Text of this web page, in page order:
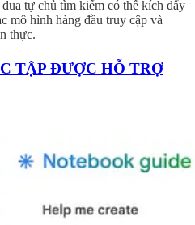
tự chủ tìm kiếm có thể kích đẩy
mô hình hàng đầu truy cập và
thực.
TẬP ĐƯỢC HỖ TRỢ